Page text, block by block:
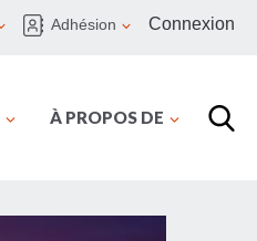
Adhésion Connexion
À PROPOS DE